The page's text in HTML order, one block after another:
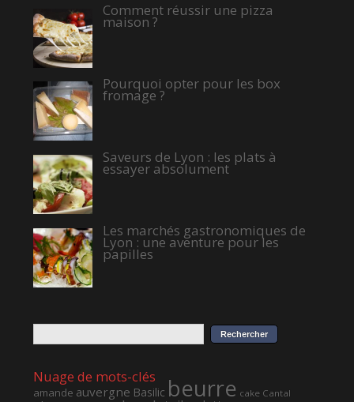
Comment réussir une pizza
maison ?
Pourquoi opter pour les box
fromage ?
Saveurs de Lyon : les plats à
essayer absolument
Les marchés gastronomiques de
Lyon : une aventure pour les
papilles
Nuage de mots-clés
amande auvergne Basilic beurre cake Cantal